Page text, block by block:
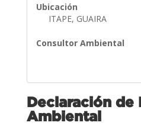
Ubicación
ITAPE, GUAIRA
Consultor Ambiental
Declaración de
Ambiental